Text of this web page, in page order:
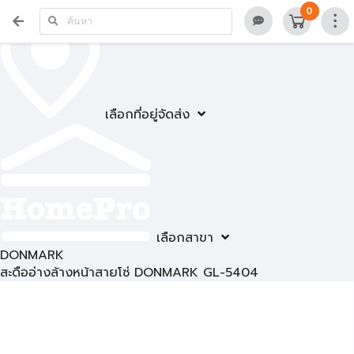
เลือกที่อยู่จัดส่ง
เลือกสาขา
0
DONMARK
สะดืออ่างล้างหน้าสายโซ่ DONMARK GL-5404